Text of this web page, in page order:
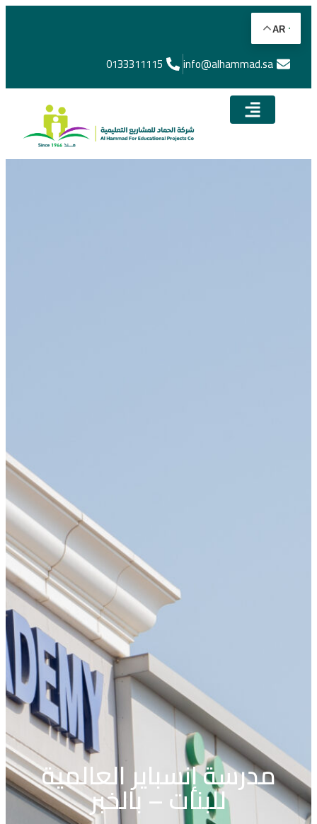
info@alhammad.sa​
0133311115
AR
مدرسة إنسباير العالمية
للبنات – بالخبر